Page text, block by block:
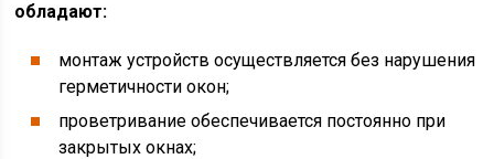
обладают:
монтаж устройств осуществляется без нарушения
герметичности окон;
проветривание обеспечивается постоянно при
закрытых окнах;